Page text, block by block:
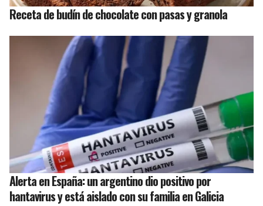
Receta de budín de chocolate con pasas y granola
Alerta en España: un argentino dio positivo por
hantavirus y está aislado con su familia en Galicia